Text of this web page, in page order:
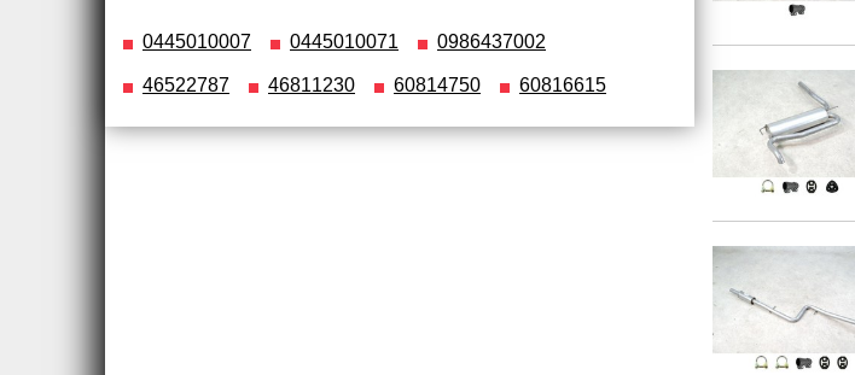
0445010007 0445010071 0986437002
46522787 46811230 60814750 60816615